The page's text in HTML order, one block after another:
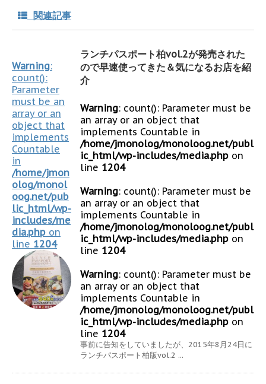
関連記事
Warning:
count():
Parameter
must be an
array or an
object that
implements
Countable
in
/home/jmon
olog/monol
oog.net/pub
lic_html/wp-
includes/me
dia.php on
line 1204
ランチパスポート柏vol.2が発売された
ので早速使ってきた＆気になるお店を紹
介
Warning: count(): Parameter must be
an array or an object that
implements Countable in
/home/jmonolog/monoloog.net/publ
ic_html/wp-includes/media.php on
line 1204
Warning: count(): Parameter must be
an array or an object that
implements Countable in
/home/jmonolog/monoloog.net/publ
ic_html/wp-includes/media.php on
line 1204
Warning: count(): Parameter must be
an array or an object that
implements Countable in
/home/jmonolog/monoloog.net/publ
ic_html/wp-includes/media.php on
line 1204
事前に告知をしていましたが、2015年8月24日に
ランチパスポート柏版vol.2 ...